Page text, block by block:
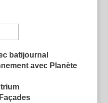
batijournal
avec Planète